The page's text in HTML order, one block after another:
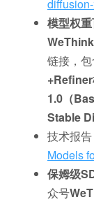
模型权
链接，
1.0（
Stable
技术报告
Models
保姆级
众号